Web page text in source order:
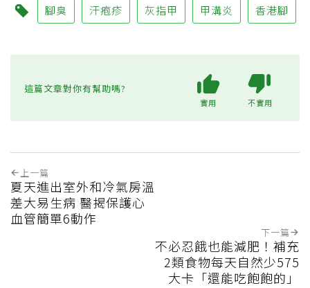
腳臭 汗疱疹 灰指甲 甲溝炎 香港腳
這篇文章對你有幫助嗎?
實用 不實用
上一篇
夏天進出室外和冷氣房溫
差大易生病 醫揭保護心
血管簡單6動作
下一篇
不必忍餓也能減肥！補充
2類食物每天自然少575
大卡「還能吃飽飽的」